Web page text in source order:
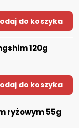
do koszyka
120g
do koszyka
ryżowym 55g